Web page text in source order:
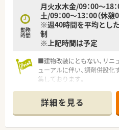
勤務
時間
月火水木金/09：00～18：
土/09：00～13：00（休憩
※週40時間を平均とし
制
※上記時間は予定
■建物改装にともない、リニ
ューアルに伴い、調剤併設化
集しております。
ているドラッグストアチェー
■4週9休制、年間休日は113
ュ休暇・全店で平均残業時
スを確保したい方にもオスス
詳細を見る